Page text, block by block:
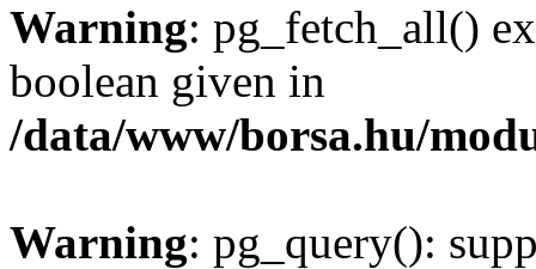
Warning: pg_fetch_all()
boolean given in
/data/www/borsa.hu/
Warning: pg_query():